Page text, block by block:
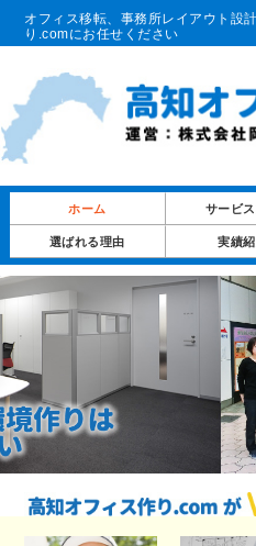
オフィス移転、事務所レイアウト設
り.comにお任せください
ホーム サービ
選ばれる理由 実績